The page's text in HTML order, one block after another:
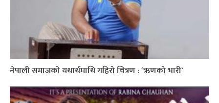
नेपाली समाजको यथार्थमाथि गहिरो चित्रण : ´ऋणको भारी`